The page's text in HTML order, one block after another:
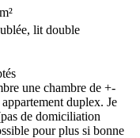
m²
lit double
une chambre de +-
duplex. Je
de domiciliation
pour plus si bonne